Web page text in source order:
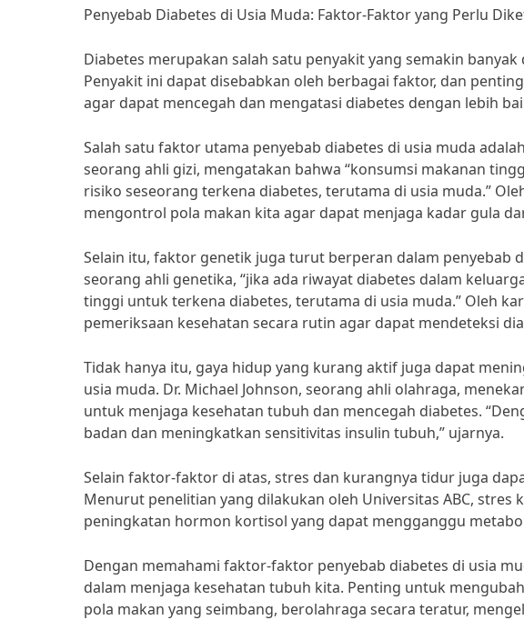
Penyebab Diabetes di Usia Muda: Faktor-Faktor yang Perlu
Diabetes merupakan salah satu penyakit yang semakin
Penyakit ini dapat disebabkan oleh berbagai faktor, dan
agar dapat mencegah dan mengatasi diabetes dengan lebih
Salah satu faktor utama penyebab diabetes di usia muda
seorang ahli gizi, mengatakan bahwa “konsumsi makanan
risiko seseorang terkena diabetes, terutama di usia muda.”
mengontrol pola makan kita agar dapat menjaga kadar gula
Selain itu, faktor genetik juga turut berperan dalam penyebab
seorang ahli genetika, “jika ada riwayat diabetes dalam
tinggi untuk terkena diabetes, terutama di usia muda.” Oleh
pemeriksaan kesehatan secara rutin agar dapat mendeteksi
Tidak hanya itu, gaya hidup yang kurang aktif juga dapat
usia muda. Dr. Michael Johnson, seorang ahli olahraga,
untuk menjaga kesehatan tubuh dan mencegah diabetes.
badan dan meningkatkan sensitivitas insulin tubuh,” ujarnya.
Selain faktor-faktor di atas, stres dan kurangnya tidur juga
Menurut penelitian yang dilakukan oleh Universitas ABC,
peningkatan hormon kortisol yang dapat mengganggu
Dengan memahami faktor-faktor penyebab diabetes di usia
dalam menjaga kesehatan tubuh kita. Penting untuk
pola makan yang seimbang, berolahraga secara teratur,